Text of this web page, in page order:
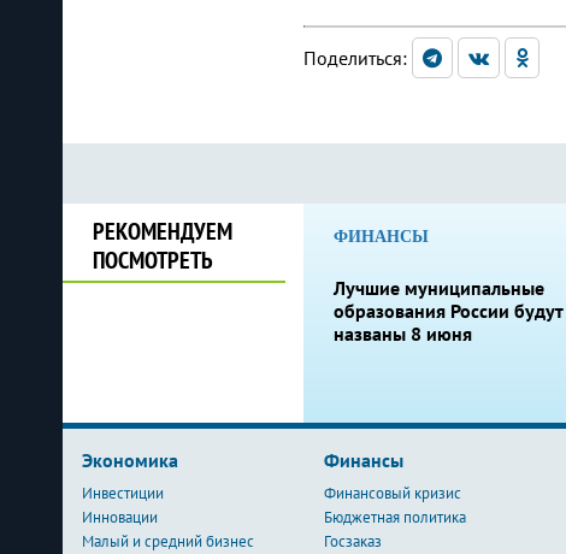
Поделиться:
РЕКОМЕНДУЕМ
ПОСМОТРЕТЬ
ФИНАНСЫ
Лучшие муниципальные
образования России будут
названы 8 июня
Экономика
Инвестиции
Инновации
Малый и средний бизнес
Финансы
Финансовый кризис
Бюджетная политика
Госзаказ